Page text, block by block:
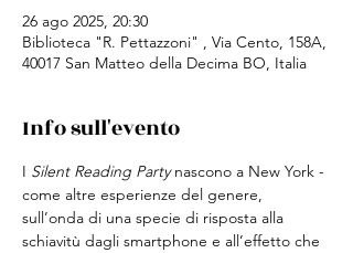
26 ago 2025, 20:30
Biblioteca "R. Pettazzoni" , Via Cento, 158A,
40017 San Matteo della Decima BO, Italia
Info sull'evento
I Silent Reading Party nascono a New York -
come altre esperienze del genere,
sull’onda di una specie di risposta alla
schiavitù dagli smartphone e all’effetto che